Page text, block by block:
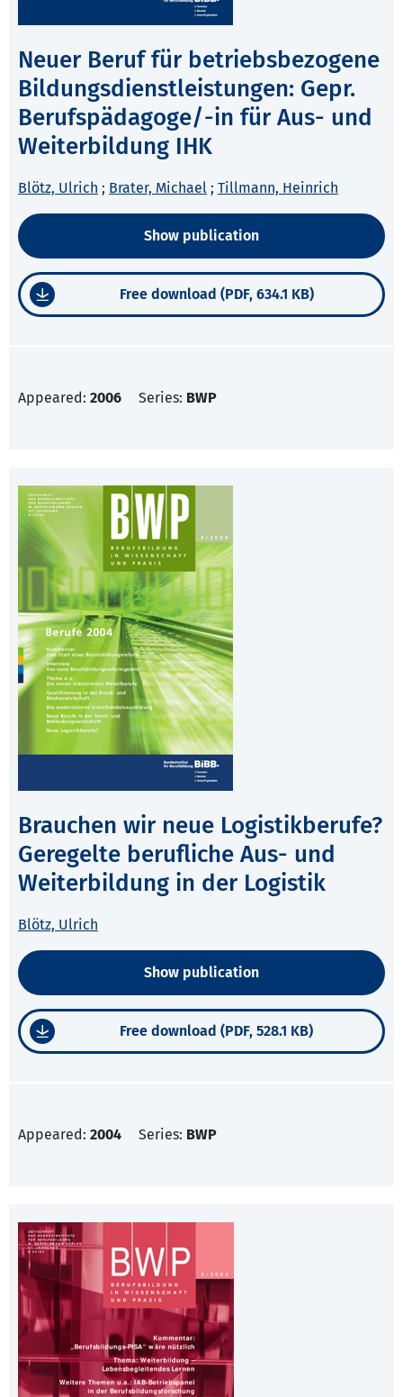
Neuer Beruf für betriebsbezogene
Bildungsdienstleistungen: Gepr.
Berufspädagoge/-in für Aus- und
Weiterbildung IHK
Blötz, Ulrich ; Brater, Michael ; Tillmann, Heinrich
Show publication
Free download (PDF, 634.1 KB)
Appeared: 2006 Series: BWP
Brauchen wir neue Logistikberufe?
Geregelte berufliche Aus- und
Weiterbildung in der Logistik
Blötz, Ulrich
Show publication
Free download (PDF, 528.1 KB)
Appeared: 2004 Series: BWP